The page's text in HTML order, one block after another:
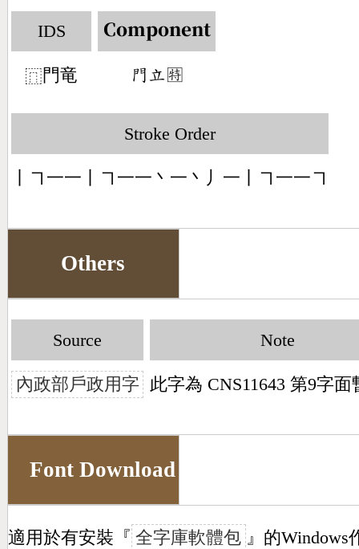
IDS
⿵門竜
Component
󶇌󶅒㊕
Stroke Order
丨㇕一一丨㇕一一丶一丶丿一丨㇕一一㇕
Others
Source
內政部戶政用字
Note
此字為 CNS11643 第9字面
Font Download
適用於有安裝『 全字庫軟體包 』的Windows